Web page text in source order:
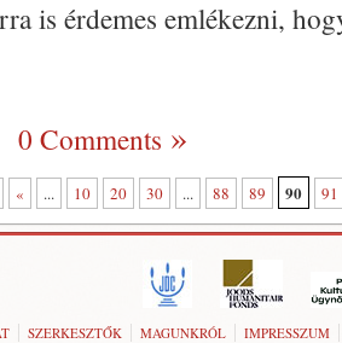
is érdemes emlékezni,
0 Comments
« ... 10 20 30 ... 88 89 90 91
SZERKESZTŐK MAGUNKRÓL IMPRESSZUM